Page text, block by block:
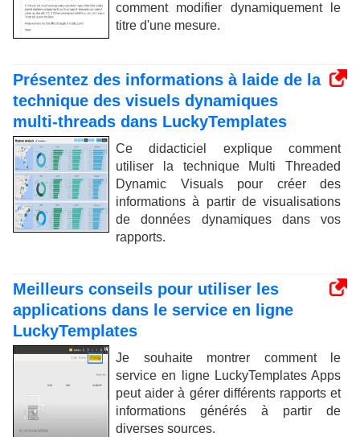
comment modifier dynamiquement le
titre d'une mesure.
Présentez des informations à laide de la
technique des visuels dynamiques
multi-threads dans LuckyTemplates
Ce didacticiel explique comment
utiliser la technique Multi Threaded
Dynamic Visuals pour créer des
informations à partir de visualisations
de données dynamiques dans vos
rapports.
Meilleurs conseils pour utiliser les
applications dans le service en ligne
LuckyTemplates
Je souhaite montrer comment le
service en ligne LuckyTemplates Apps
peut aider à gérer différents rapports et
informations générés à partir de
diverses sources.